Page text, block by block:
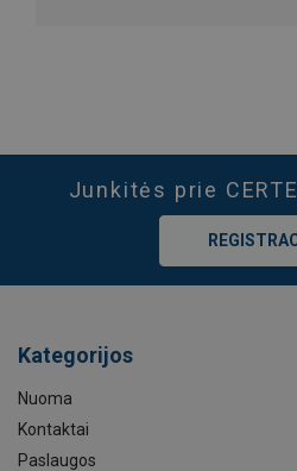
Junkitės prie
Kategorijos
Nuoma
Kontaktai
Paslaugos